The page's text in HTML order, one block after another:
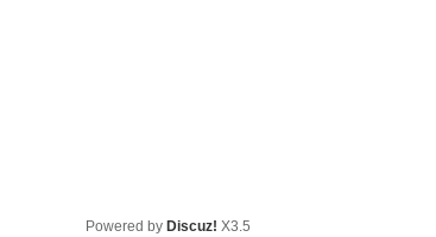
Powered by Discuz! X3.5